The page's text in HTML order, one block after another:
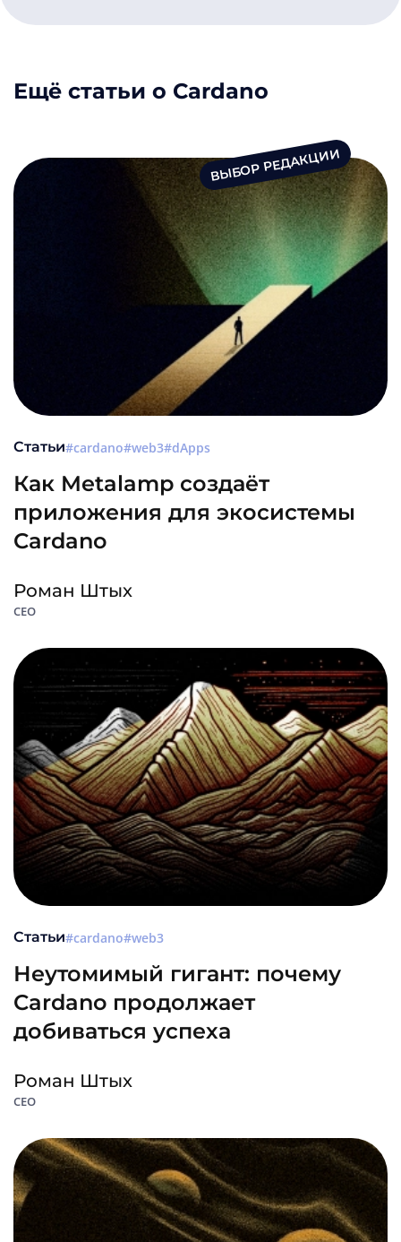
Ещё статьи о Cardano
ВЫБОР РЕДАКЦИИ
Статьи cardano web3 dApps
Как Metalamp создаёт
приложения для экосистемы
Cardano
Роман Штых
CEO
Статьи cardano web3
Неутомимый гигант: почему
Cardano продолжает
добиваться успеха
Роман Штых
CEO